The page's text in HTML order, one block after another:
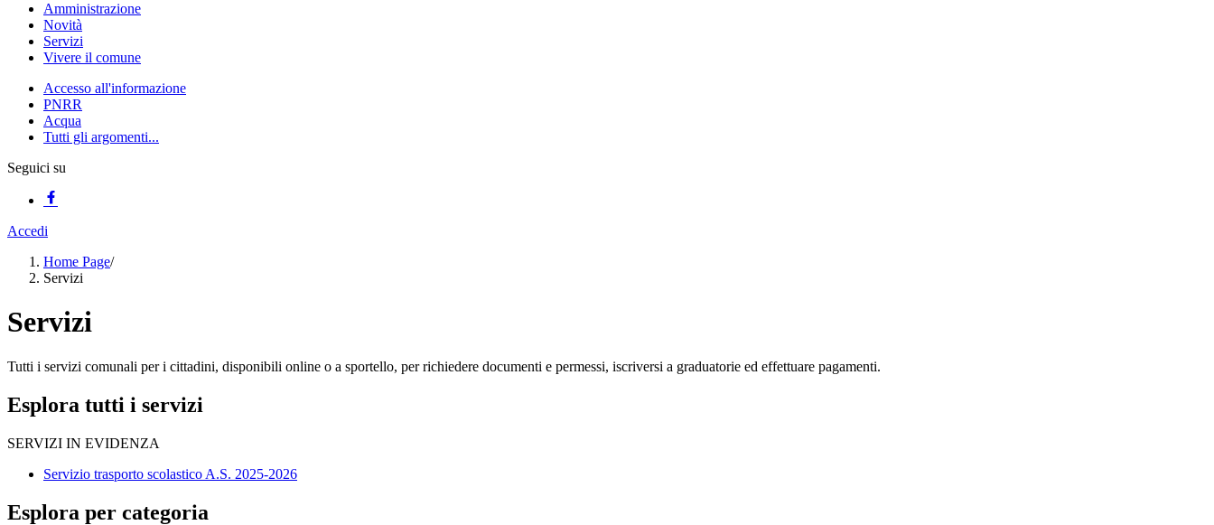
Amministrazione
Novità
Servizi
Vivere il comune
Accesso all'informazione
PNRR
Acqua
Tutti gli argomenti...
Seguici su
Accedi
Home Page/
Servizi
Servizi
Tutti i servizi comunali per i cittadini, disponibili online o a sportello, per richiedere documenti e permessi, iscriversi a graduatorie ed effettuare pagamenti.
Esplora tutti i servizi
SERVIZI IN EVIDENZA
Servizio trasporto scolastico A.S. 2025-2026
Esplora per categoria